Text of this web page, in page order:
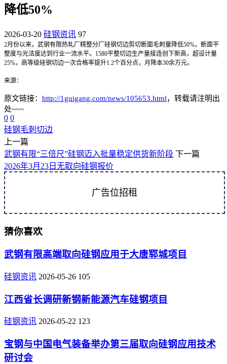
降低50%
2026-03-20 硅钢资讯 97
2月份以来，武钢有限热轧厂精整分厂硅钢切边剪切断面毛刺量降低50%，断面平
整度与光洁度达到行业一流水平。1580平整切边生产量接连创下新高，超设计量
25%，高等级硅钢切边一次合格率提升1.2个百分点，月降本30余万元。
来源：
原文链接： http://1guigang.com/news/105653.html，转载请注明出
处~~~
0 0
硅钢毛刺 切边
上一篇
武钢有限“三倍尺”硅钢迈入批量稳定供货新阶段 下一篇
2026年3月23日无取向硅钢报价
广告位招租
猜你喜欢
武钢有限高端取向硅钢应用于大唐郓城项目
硅钢资讯 2026-05-26 105
江西省长调研新钢新能源汽车硅钢项目
硅钢资讯 2026-05-22 123
宝钢与中国电气装备举办第三届取向硅钢应用技术
研讨会